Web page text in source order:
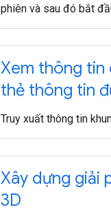
phiên và sau đó bắt
Xem thông tin
thẻ thông tin
Truy xuất thông tin
Xây dựng giải
3D